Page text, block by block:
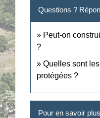
Questions ?
Peut-on
?
Quelles sont
protégées ?
Pour en savoir plus